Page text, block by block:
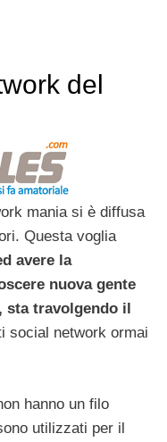
del
mania si è diffusa
Questa voglia
avere la
nuova gente
travolgendo il
social network ormai
hanno un filo
utilizzati per il